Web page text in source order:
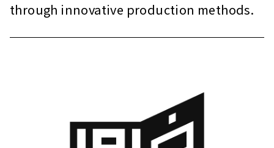
through innovative production methods.